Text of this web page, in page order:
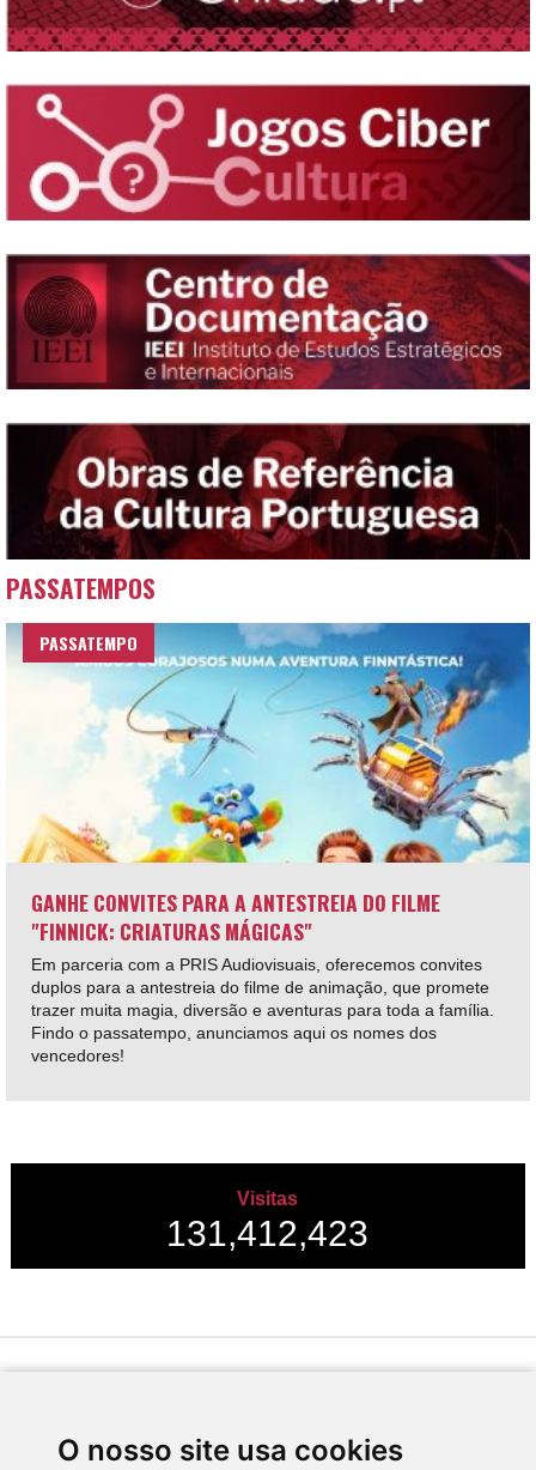
O nosso site usa cookies
PASSATEMPOS
PASSATEMPO
GANHE CONVITES PARA A ANTESTREIA DO FILME
"FINNICK: CRIATURAS MÁGICAS"
Em parceria com a PRIS Audiovisuais, oferecemos convites
duplos para a antestreia do filme de animação, que promete
trazer muita magia, diversão e aventuras para toda a família.
Findo o passatempo, anunciamos aqui os nomes dos
vencedores!
Visitas
131,412,423